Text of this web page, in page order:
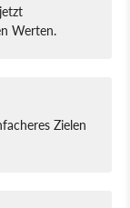
Werten.
Zielen